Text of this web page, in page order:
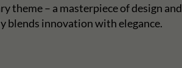
theme – a masterpiece of design and
blends innovation with elegance.